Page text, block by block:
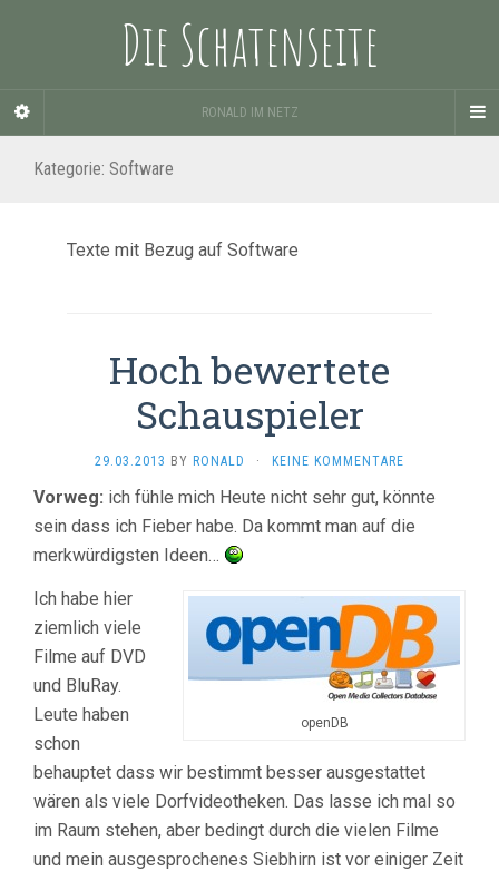
Die Schatenseite
RONALD IM NETZ
Kategorie: Software
Texte mit Bezug auf Software
Hoch bewertete
Schauspieler
29.03.2013 BY RONALD · KEINE KOMMENTARE
Vorweg: ich fühle mich Heute nicht sehr gut, könnte
sein dass ich Fieber habe. Da kommt man auf die
merkwürdigsten Ideen…
openDB
Ich habe hier
ziemlich viele
Filme auf DVD
und BluRay.
Leute haben
schon
behauptet dass wir bestimmt besser ausgestattet
wären als viele Dorfvideotheken. Das lasse ich mal so
im Raum stehen, aber bedingt durch die vielen Filme
und mein ausgesprochenes Siebhirn ist vor einiger Zeit